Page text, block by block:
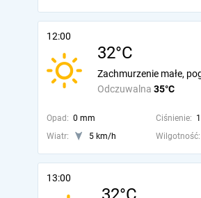
12:00
32°C
Odczuwalna 35°C
Zachmurzenie małe,
Opad: 0 mm Ciśnienie:
Wiatr:
5 km/h Wilgotność:
13:00